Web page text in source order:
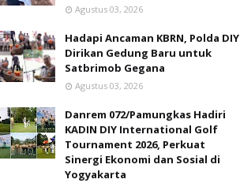
Agustus 03, 2026
Hadapi Ancaman KBRN, Polda DIY
Dirikan Gedung Baru untuk
Satbrimob Gegana
Agustus 03, 2026
Danrem 072/Pamungkas Hadiri
KADIN DIY International Golf
Tournament 2026, Perkuat
Sinergi Ekonomi dan Sosial di
Yogyakarta